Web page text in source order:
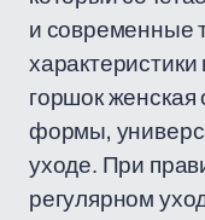
и современные
горшок женская
формы,
уходе. При
регулярном